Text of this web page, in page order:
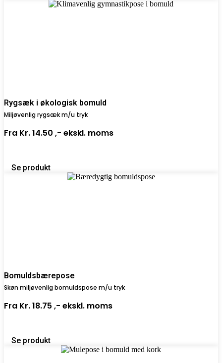
Rygsæk i økologisk bomuld
Miljøvenlig rygsæk m/u tryk
Fra Kr. 14.50 ,- ekskl. moms
Se produkt
Bomuldsbærepose
Skøn miljøvenlig bomuldspose m/u tryk
Fra Kr. 18.75 ,- ekskl. moms
Se produkt